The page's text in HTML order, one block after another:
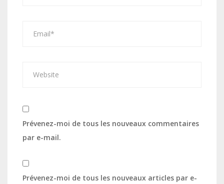
Prévenez-moi de tous les nouveaux commentaires
par e-mail.
Prévenez-moi de tous les nouveaux articles par e-